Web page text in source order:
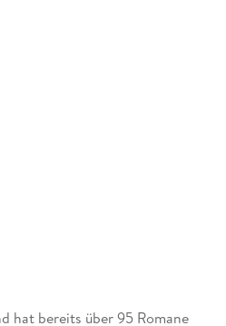
hat bereits über 95 Romane